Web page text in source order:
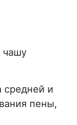
чашу
средней и
пены,